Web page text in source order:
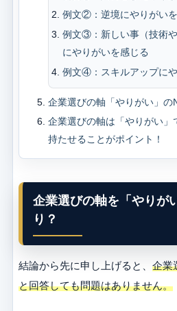
例文②：逆境にやりがい
例文③：新しい事（技術
にやりがいを感じる
例文④：スキルアップに
企業選びの軸「やりがい」の
企業選びの軸は「やりがい」
持たせることがポイント！
企業選びの軸を「やりが
り？
結論から先に申し上げると、 企業
と回答しても問題はありません。